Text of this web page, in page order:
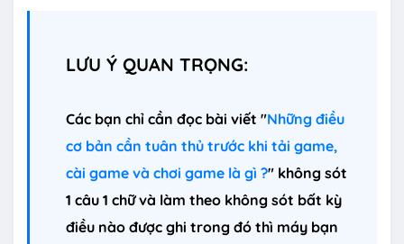
LƯU Ý QUAN TRỌNG:
Các bạn chỉ cần đọc bài viết "Những điều
cơ bản cần tuân thủ trước khi tải game,
cài game và chơi game là gì ?" không sót
1 câu 1 chữ và làm theo không sót bất kỳ
điều nào được ghi trong đó thì máy bạn